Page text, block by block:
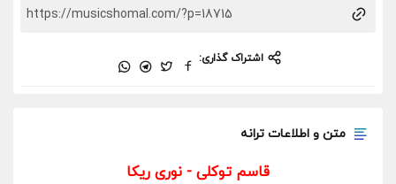
اشتراک گذاری:
متن و اطلاعات ترانه
قاسم توکلی - نوری ریکا